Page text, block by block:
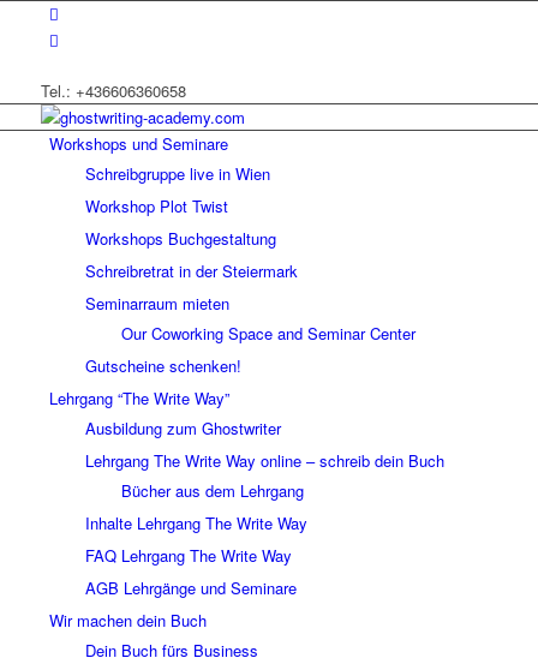
Tel.: +436606360658
Workshops und Seminare
Schreibgruppe live in Wien
Workshop Plot Twist
Workshops Buchgestaltung
Schreibretrat in der Steiermark
Seminarraum mieten
Our Coworking Space and Seminar Center
Gutscheine schenken!
Lehrgang “The Write Way”
Ausbildung zum Ghostwriter
Lehrgang The Write Way online – schreib dein Buch
Bücher aus dem Lehrgang
Inhalte Lehrgang The Write Way
FAQ Lehrgang The Write Way
AGB Lehrgänge und Seminare
Wir machen dein Buch
Dein Buch fürs Business